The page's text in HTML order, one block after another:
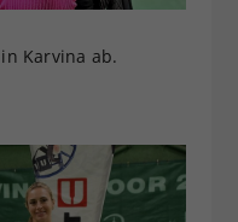
Karvina ab.